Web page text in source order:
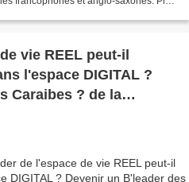
vie REEL peut-il
l'espace DIGITAL ?
Caraibes ? de la